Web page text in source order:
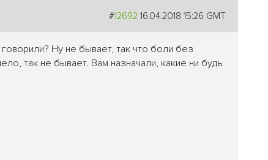
#12692 16.04.2018 15:26 GMT
Ну не бывает, так что боли без
так не бывает. Вам назначали, какие ни будь